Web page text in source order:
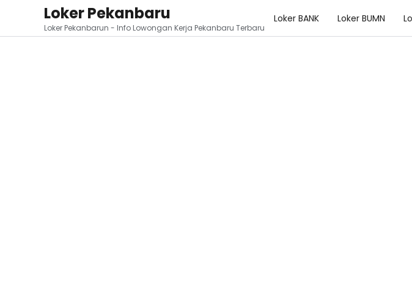
Loker Pekanbaru
Loker Pekanbarun - Info Lowongan Kerja Pekanbaru Terbaru
Loker BANK Loker BUMN